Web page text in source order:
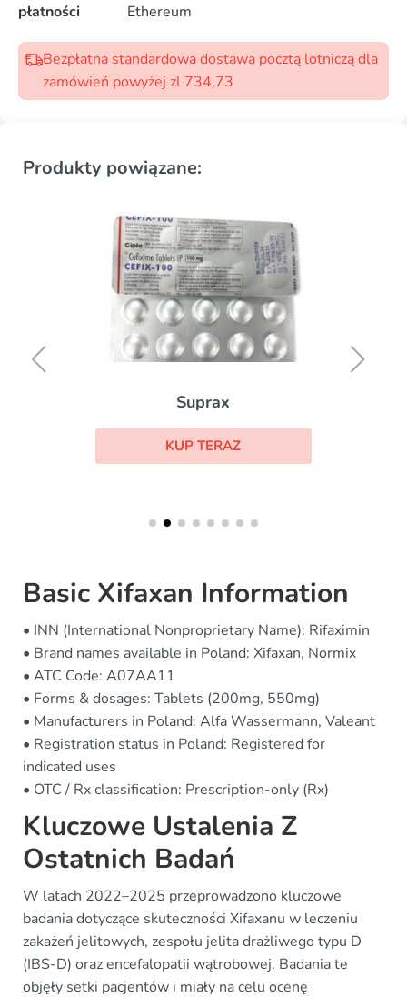
płatności
Ethereum
Bezpłatna standardowa dostawa pocztą lotniczą dla
zamówień powyżej zl 734,73
Produkty powiązane:
Suprax
KUP TERAZ
Basic Xifaxan Information
• INN (International Nonproprietary Name): Rifaximin
• Brand names available in Poland: Xifaxan, Normix
• ATC Code: A07AA11
• Forms & dosages: Tablets (200mg, 550mg)
• Manufacturers in Poland: Alfa Wassermann, Valeant
• Registration status in Poland: Registered for
indicated uses
• OTC / Rx classification: Prescription-only (Rx)
Kluczowe Ustalenia Z
Ostatnich Badań
W latach 2022–2025 przeprowadzono kluczowe
badania dotyczące skuteczności Xifaxanu w leczeniu
zakażeń jelitowych, zespołu jelita drażliwego typu D
(IBS-D) oraz encefalopatii wątrobowej. Badania te
objęły setki pacjentów i miały na celu ocenę